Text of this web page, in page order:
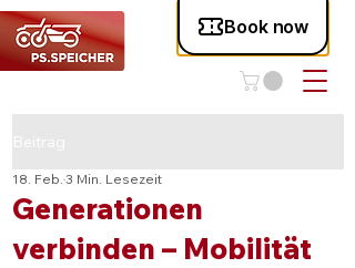
Generationen
verbinden – Mobilität
18. Feb. 3 Min. Lesezeit